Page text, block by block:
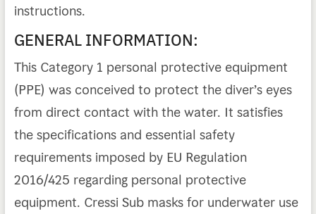
instructions.
GENERAL INFORMATION:
This Category 1 personal protective equipment
(PPE) was conceived to protect the diver’s eyes
from direct contact with the water. It satisfies
the specifications and essential safety
requirements imposed by EU Regulation
2016/425 regarding personal protective
equipment. Cressi Sub masks for underwater use